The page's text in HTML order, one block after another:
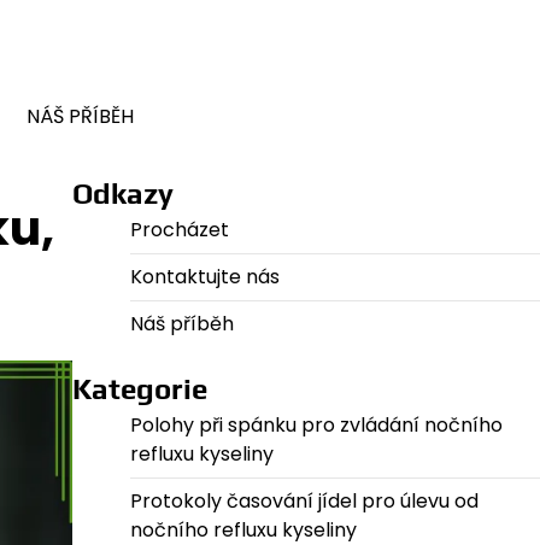
NÁŠ PŘÍBĚH
Odkazy
Procházet
Kontaktujte nás
Náš příběh
Kategorie
Polohy při spánku pro zvládání nočního
refluxu kyseliny
Protokoly časování jídel pro úlevu od
nočního refluxu kyseliny